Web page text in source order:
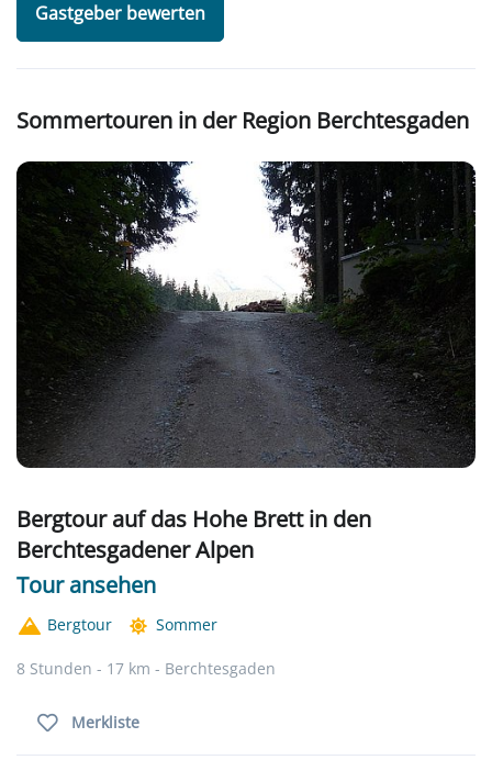
Gastgeber bewerten
Sommertouren in der Region Berchtesgaden
Bergtour auf das Hohe Brett in den
Berchtesgadener Alpen
Tour ansehen
Bergtour Sommer
8 Stunden - 17 km - Berchtesgaden
Merkliste